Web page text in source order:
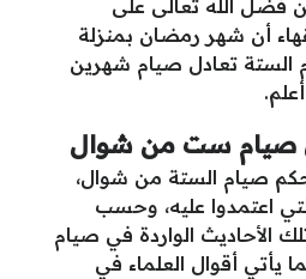
فضل الله تعالى على
أن شهر رمضان بمنزلة
الستة تعادل صيام شهرين
صيام ست من شوال
صيام الستة من شوال،
اعتمدوا عليه، وحسب
الأحاديث الواردة في صيام
يأتي أقوال العلماء في